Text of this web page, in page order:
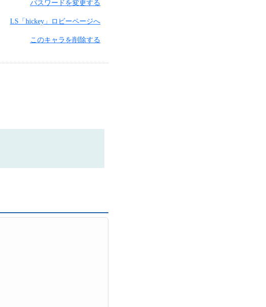
パスワードを変更する
LS「hickey」ロビーページへ
このキャラを削除する